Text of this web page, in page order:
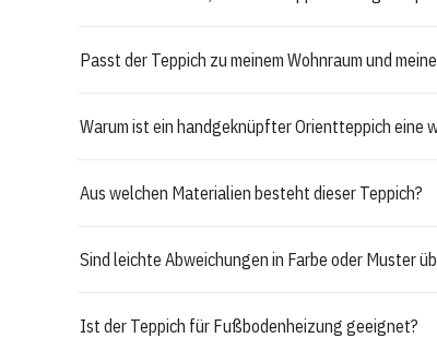
Passt der Teppich zu meinem Wohnraum und
Warum ist ein handgeknüpfter Orientteppich eine
Aus welchen Materialien besteht dieser Teppich?
Sind leichte Abweichungen in Farbe oder Muster
Ist der Teppich für Fußbodenheizung geeignet?